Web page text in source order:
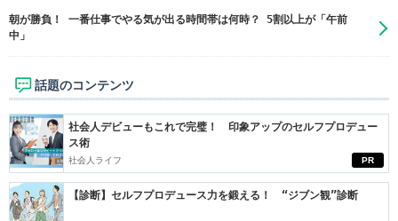
朝が勝負！ 一番仕事でやる気が出る時間帯は何時？ 5割以上が「午前
中」
話題のコンテンツ
PR
社会人デビューもこれで完璧！ 印象アップのセルフプロデュー
ス術
社会人ライフ
【診断】セルフプロデュース力を鍛える！ “ジブン観”診断